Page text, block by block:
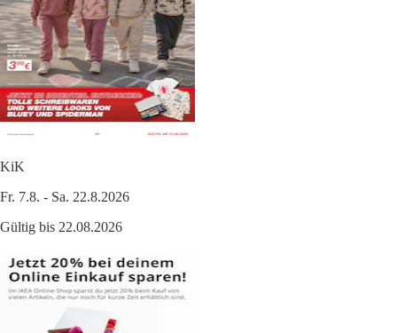
KiK
Fr. 7.8. - Sa. 22.8.2026
Gültig bis 22.08.2026